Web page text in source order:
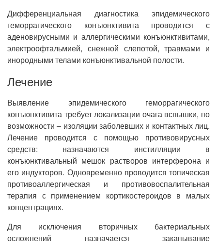
Дифференциальная диагностика эпидемического
геморрагического конъюнктивита проводится с
аденовирусными и аллергическими конъюнктивитами,
электроофтальмией, снежной слепотой, травмами и
инородными телами конъюнктивальной полости.
Лечение
Выявление эпидемического геморрагического
конъюнктивита требует локализации очага вспышки, по
возможности – изоляции заболевших и контактных лиц.
Лечение проводится с помощью противовирусных
средств: назначаются инстилляции в
конъюнктивальный мешок растворов интерферона и
его индукторов. Одновременно проводится топическая
противоаллергическая и противовоспалительная
терапия с применением кортикостероидов в малых
концентрациях.
Для исключения вторичных бактериальных
осложнений назначается закапывание